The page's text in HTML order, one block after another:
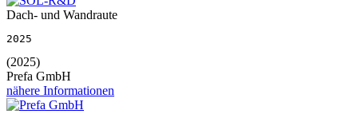
Dach- und Wandraute
2025
(2025)
Prefa GmbH
nähere Informationen